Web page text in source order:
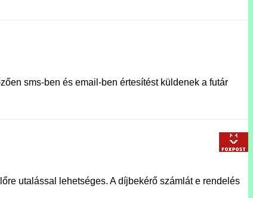
sms-ben és email-ben értesítést küldenek a futár
utalással lehetséges. A díjbekérő számlát e rendelés